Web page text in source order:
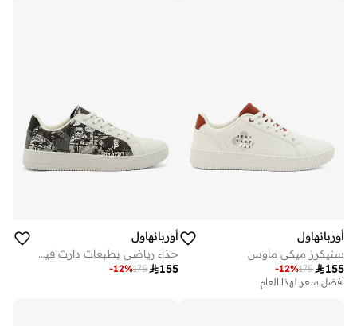
أوربانهاول
سنيكرز ميكي ماوس
155
175
-12%
أفضل سعر لهذا العام
أوربانهاول
حذاء رياضي بطبعات دارث فيدر
155
175
-12%